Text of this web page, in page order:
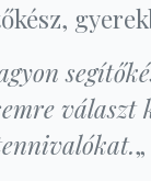
választ
„